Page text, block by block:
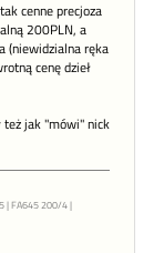
cenne precjoza
200PLN, a
(niewidzialna ręka
cenę dzieł
też jak "mówi" nick
| FA645 200/4 |